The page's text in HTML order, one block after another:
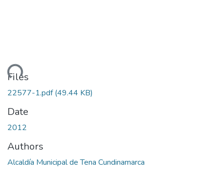
Files
22577-1.pdf(49.44 KB)
Date
2012
Authors
Alcaldía Municipal de Tena Cundinamarca